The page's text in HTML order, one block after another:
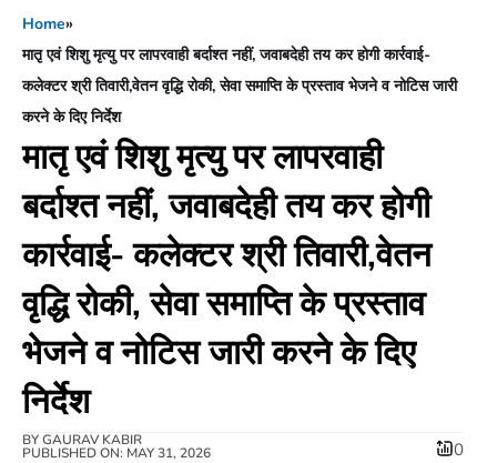
Home»
मातृ एवं शिशु मृत्यु पर लापरवाही बर्दाश्त नहीं, जवाबदेही तय कर होगी कार्रवाई-
कलेक्टर श्री तिवारी,वेतन वृद्धि रोकी, सेवा समाप्ति के प्रस्ताव भेजने व नोटिस जारी
करने के दिए निर्देश
मातृ एवं शिशु मृत्यु पर लापरवाही
बर्दाश्त नहीं, जवाबदेही तय कर होगी
कार्रवाई- कलेक्टर श्री तिवारी,वेतन
वृद्धि रोकी, सेवा समाप्ति के प्रस्ताव
भेजने व नोटिस जारी करने के दिए
निर्देश
BYGAURAV KABIR
PUBLISHED ON: MAY 31, 2026 0